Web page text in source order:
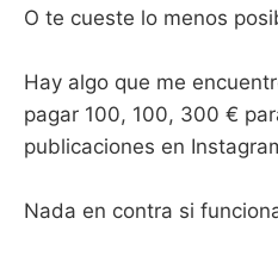
O te cueste lo menos
Hay algo que me
pagar 100, 100, 300 €
publicaciones en
Nada en contra si